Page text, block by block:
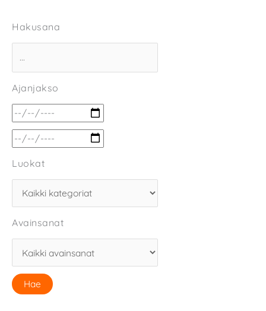
Hakusana
Ajanjakso
Luokat
Avainsanat